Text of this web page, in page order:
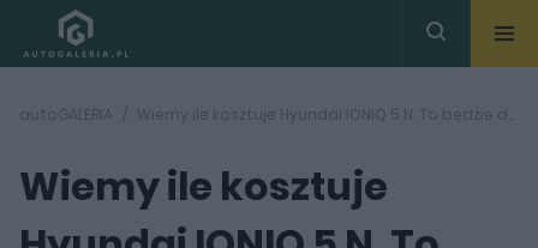
autoGALERIA Wiemy ile kosztuje Hyundai IONIQ 5 N. To będzie duża niespodzianka
Wiemy ile kosztuje